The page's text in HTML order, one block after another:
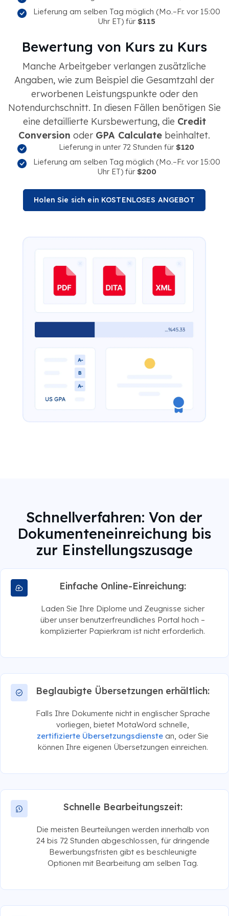
Lieferung am selben Tag möglich (Mo.–Fr. vor 15:00
Uhr ET) für$115
Bewertung von Kurs zu Kurs
Manche Arbeitgeber verlangen zusätzliche
Angaben, wie zum Beispiel die Gesamtzahl der
erworbenen Leistungspunkte oder den
Notendurchschnitt. In diesen Fällen benötigen Sie
eine detaillierte Kursbewertung, die Credit
Conversion oder GPA Calculate beinhaltet.
Lieferung in unter 72 Stunden für$120
Lieferung am selben Tag möglich (Mo.–Fr. vor 15:00
Uhr ET) für$200
Holen Sie sich ein KOSTENLOSES ANGEBOT
Schnellverfahren: Von der
Dokumenteneinreichung bis
zur Einstellungszusage
Einfache Online-Einreichung:
Laden Sie Ihre Diplome und Zeugnisse sicher
über unser benutzerfreundliches Portal hoch –
komplizierter Papierkram ist nicht erforderlich.
Beglaubigte Übersetzungen erhältlich:
Falls Ihre Dokumente nicht in englischer Sprache
vorliegen, bietet MotaWord schnelle,
zertifizierte Übersetzungsdienste an, oder Sie
können Ihre eigenen Übersetzungen einreichen.
Schnelle Bearbeitungszeit:
Die meisten Beurteilungen werden innerhalb von
24 bis 72 Stunden abgeschlossen, für dringende
Bewerbungsfristen gibt es beschleunigte
Optionen mit Bearbeitung am selben Tag.